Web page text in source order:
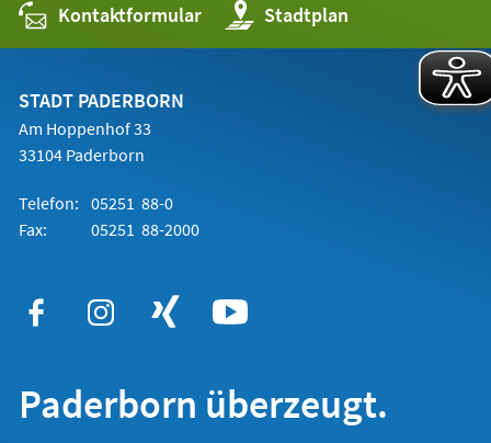
Kontaktformular Stadtplan
(Öffnet
in
einem
STADT PADERBORN
Am Hoppenhof 33
33104 Paderborn
Telefon: 05251 88-0
Fax:
05251 88-2000
Paderborn überzeugt.